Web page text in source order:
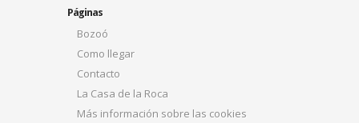
Páginas
Bozoó
Como llegar
Contacto
La Casa de la Roca
Más información sobre las cookies